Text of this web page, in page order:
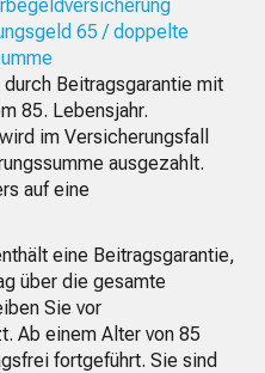
65 / doppelte
Beitragsgarantie mit
85. Lebensjahr.
im Versicherungsfall
ausgezahlt.
auf eine
eine Beitragsgarantie,
über die gesamte
Sie vor
Ab einem Alter von 85
fortgeführt. Sie sind